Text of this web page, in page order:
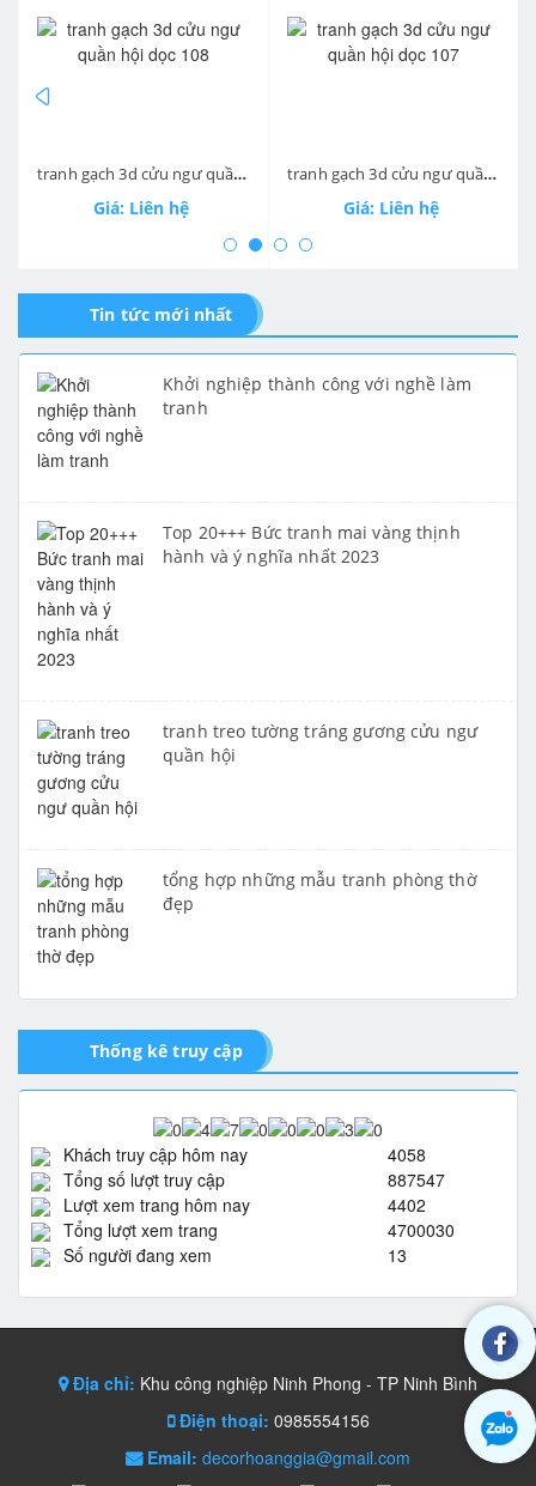
tranh gạch 3d cửu ngư quần hội dọc 108
Giá: Liên hệ
tranh gạch 3d cửu ngư quần hội dọc 107
Giá: Liên hệ
Tin tức mới nhất
Khởi nghiệp thành công với nghề làm
tranh
Top 20+++ Bức tranh mai vàng thịnh
hành và ý nghĩa nhất 2023
tranh treo tường tráng gương cửu ngư
quần hội
tổng hợp những mẫu tranh phòng thờ
đẹp
Thống kê truy cập
Khách truy cập hôm nay
4058
Tổng số lượt truy cập
887547
Lượt xem trang hôm nay
4402
Tổng lượt xem trang
4700030
Số người đang xem
13
Địa chỉ: Khu công nghiệp Ninh Phong - TP Ninh Bình
Điện thoại: 0985554156
Email: decorhoanggia@gmail.com